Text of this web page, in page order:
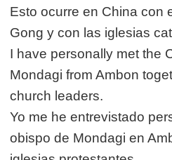
Esto ocurre en China con
Gong y con las iglesias
I have personally met the
Mondagi from Ambon
church leaders.
Yo me he entrevistado
obispo de Mondagi en